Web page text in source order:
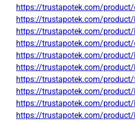
https://trustapotek.com/
https://trustapotek.com/
https://trustapotek.com/
https://trustapotek.com/
https://trustapotek.com/
https://trustapotek.com/
https://trustapotek.com/
https://trustapotek.com/
https://trustapotek.com/
https://trustapotek.com/